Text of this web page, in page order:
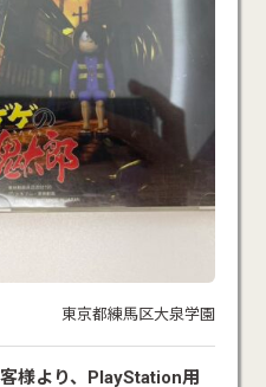
東京都練馬区大泉学園
様より、PlayStation用